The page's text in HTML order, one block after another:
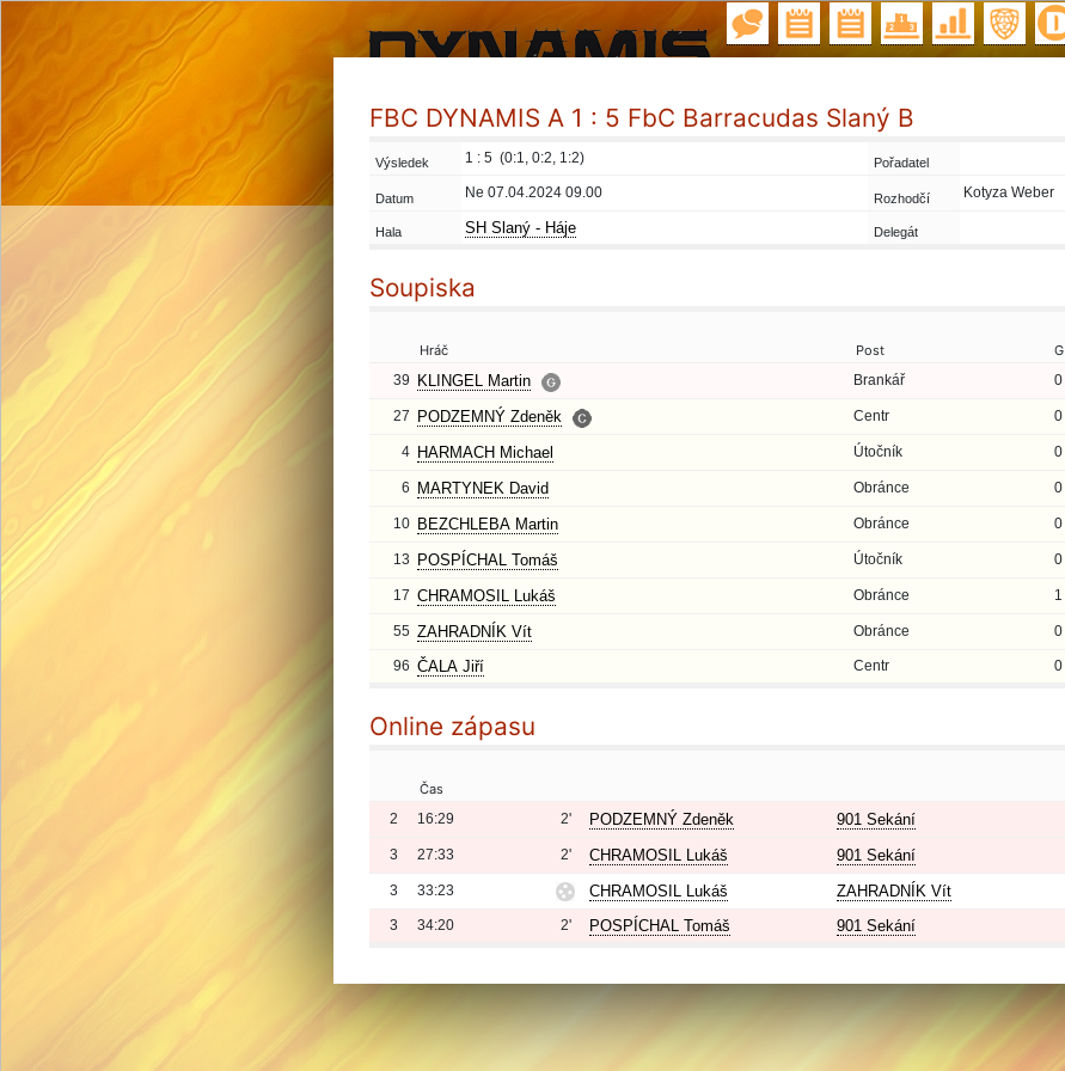
FBC DYNAMIS A 1 : 5 FbC Barracudas Slaný B
Výsledek 1 : 5 (0:1, 0:2, 1:2) Pořadatel
Datum Ne 07.04.2024 09.00 Rozhodčí Kotyza Weber
Hala SH Slaný - Háje Delegát
Soupiska
Hráč Post G
39
KLINGEL Martin Brankář 0
27 PODZEMNÝ Zdeněk Centr 0
4 HARMACH Michael Útočník 0
6 MARTYNEK David Obránce 0
10 BEZCHLEBA Martin Obránce 0
13 POSPÍCHAL Tomáš Útočník 0
17 CHRAMOSIL Lukáš Obránce 1
55 ZAHRADNÍK Vít Obránce 0
96 ČALA Jiří Centr 0
Online zápasu
Čas
2
16:29 2' PODZEMNÝ Zdeněk 901 Sekání
3 27:33 2' CHRAMOSIL Lukáš 901 Sekání
3 33:23 CHRAMOSIL Lukáš ZAHRADNÍK Vít
3 34:20 2' POSPÍCHAL Tomáš 901 Sekání